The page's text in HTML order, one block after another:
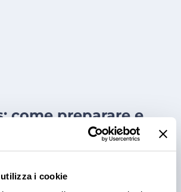
i cookie
come preparare e
costine di maiale
alla cottura e confronta le
e precotte nel catalogo Polo.